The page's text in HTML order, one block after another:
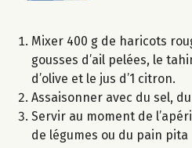
Mixer 400 g de haricots
gousses d’ail pelées, le
d’olive et le jus d’1 citron.
Assaisonner avec du sel,
Servir au moment de
de légumes ou du pain pita